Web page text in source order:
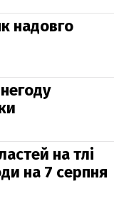
надовго
на тлі
на 7 серпня